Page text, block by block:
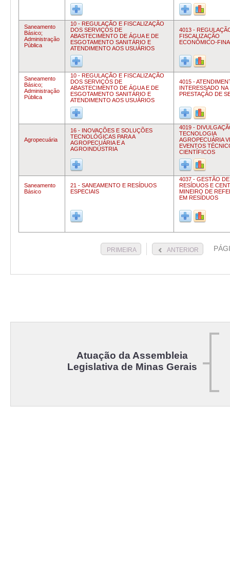
Saneamento
Básico;
Administração
Pública
10 - REGULAÇÃO E FISCALIZAÇÃO
DOS SERVIÇOS DE
ABASTECIMENTO DE ÁGUA E DE
ESGOTAMENTO SANITÁRIO E
ATENDIMENTO AOS USUÁRIOS
4013 -
FISCALIZAÇÃO
ECONÔMICO-
Saneamento
Básico;
Administração
Pública
10 - REGULAÇÃO E FISCALIZAÇÃO
DOS SERVIÇOS DE
ABASTECIMENTO DE ÁGUA E DE
ESGOTAMENTO SANITÁRIO E
ATENDIMENTO AOS USUÁRIOS
4015 -
INTERESSADO NA
PRESTAÇÃO DE
Agropecuária
16 - INOVAÇÕES E SOLUÇÕES
TECNOLÓGICAS PARA A
AGROPECUÁRIA E A
AGROINDÚSTRIA
4019 -
TECNOLOGIA
AGROPECUÁRIA
EVENTOS
CIENTÍFICOS
Saneamento
Básico
21 - SANEAMENTO E RESÍDUOS
ESPECIAIS
4037 - GESTÃO DE
RESÍDUOS E
MINEIRO DE
EM RESÍDUOS
PRIMEIRA ANTERIOR
Atuação da Assembleia
Legislativa de Minas Gerais